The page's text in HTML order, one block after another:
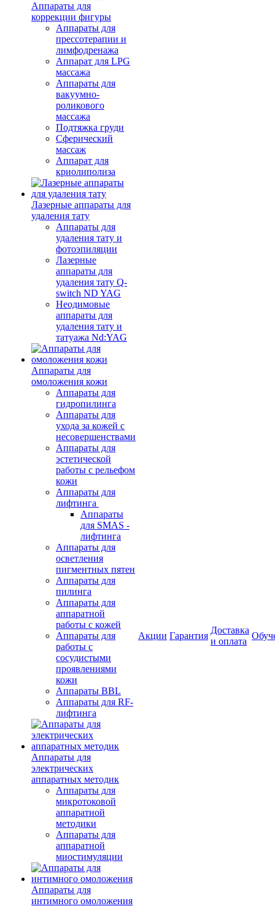
Аппараты для
коррекции фигуры
Аппараты для
прессотерапии и
лимфодренажа
Аппарат для LPG
массажа
Аппараты для
вакуумно-
роликового
массажа
Подтяжка груди
Сферический
массаж
Аппарат для
криолиполиза
Лазерные аппараты для
удаления тату
Аппараты для
удаления тату и
фотоэпиляции
Лазерные
аппараты для
удаления тату Q-
switch ND YAG
Неодимовые
аппараты для
удаления тату и
татуажа Nd:YAG
Аппараты для
омоложения кожи
Аппараты для
гидропилинга
Аппараты для
ухода за кожей с
несовершенствами
Аппараты для
эстетической
работы с рельефом
кожи
Аппараты для
лифтинга
Аппараты
для SMAS -
лифтинга
Аппараты для
осветления
пигментных пятен
Аппараты для
пилинга
Аппараты для
аппаратной
работы с кожей
Аппараты для
работы с
сосудистыми
проявлениями
кожи
Аппараты BBL
Аппараты для RF-
лифтинга
Аппараты для
электрических
аппаратных методик
Аппараты для
микротоковой
аппаратной
методики
Аппараты для
аппаратной
миостимуляции
Аппараты для
интимного омоложения
Акции Гарантия
Доставка
и оплата